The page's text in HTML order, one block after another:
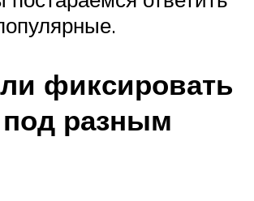
фиксировать
разным